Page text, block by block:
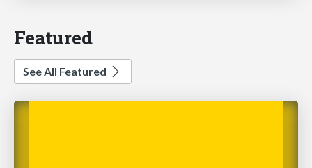
Featured
See All Featured